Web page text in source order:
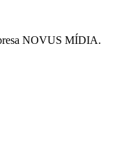
NOVUS MÍDIA.